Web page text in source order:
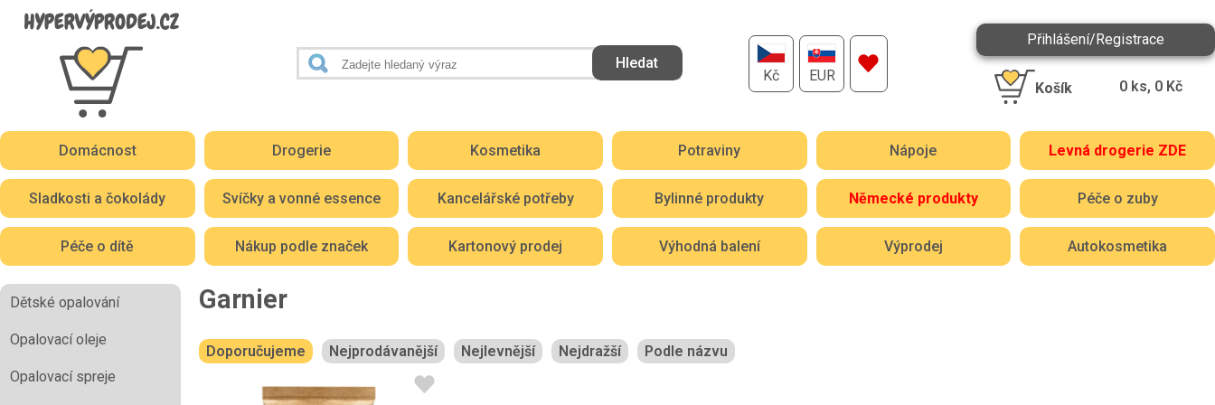
Kč EUR
Přihlášení/Registrace
Košík 0 ks, 0 Kč
Domácnost Drogerie Kosmetika Potraviny Nápoje Levná drogerie ZDE
Sladkosti a čokolády Svíčky a vonné essence Kancelářské potřeby Bylinné produkty Německé produkty Péče o zuby
Péče o dítě Nákup podle značek Kartonový prodej Výhodná balení Výprodej Autokosmetika
Dětské opalování
Opalovací oleje
Opalovací spreje
Garnier
Doporučujeme Nejprodávanější Nejlevnější Nejdražší Podle názvu